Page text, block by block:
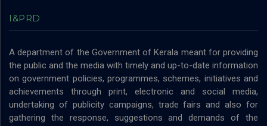
I&PRD
A department of the Government of Kerala meant for providing
the public and the media with timely and up-to-date information
on government policies, programmes, schemes, initiatives and
achievements through print, electronic and social media,
undertaking of publicity campaigns, trade fairs and also for
gathering the response, suggestions and demands of the